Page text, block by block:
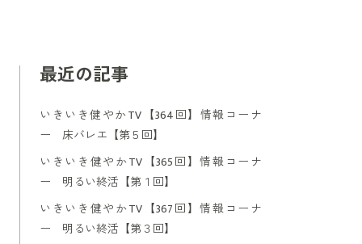
最近の記事
いきいき健やかTV【364回】情報コーナ
ー 床バレエ【第５回】
いきいき健やかTV【365回】情報コーナ
ー 明るい終活【第１回】
いきいき健やかTV【367回】情報コーナ
ー 明るい終活【第３回】